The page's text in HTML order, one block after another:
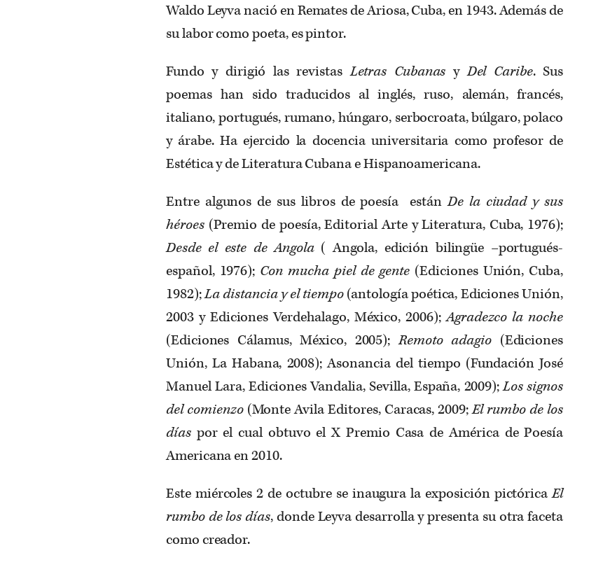
Waldo Leyva nació en Remates de Ariosa, Cuba, en 1943. Además de
su labor como poeta, es pintor.
Fundo y dirigió las revistasLetras Cubanas yDel Caribe. Sus
poemas han sido traducidos al inglés, ruso, alemán, francés,
italiano, portugués, rumano, húngaro, serbocroata, búlgaro, polaco
y árabe. Ha ejercido la docencia universitaria como profesor de
Estética y de Literatura Cubana e Hispanoamericana.
Entre algunos de sus libros de poesía estánDe la ciudad y sus
héroes(Premio de poesía, Editorial Arte y Literatura, Cuba, 1976);
Desde el este de Angola( Angola, edición bilingüe –portugués-
español, 1976); Con mucha piel de gente (Ediciones Unión, Cuba,
1982);La distancia y el tiempo(antología poética, Ediciones Unión,
2003 y Ediciones Verdehalago, México, 2006);Agradezco la noche
(Ediciones Cálamus, México, 2005);Remoto adagio(Ediciones
Unión, La Habana, 2008); Asonancia del tiempo (Fundación José
Manuel Lara, Ediciones Vandalia, Sevilla, España, 2009);Los signos
del comienzo(Monte Avila Editores, Caracas, 2009;El rumbo de los
díaspor el cual obtuvo el X Premio Casa de América de Poesía
Americana en 2010.
Este miércoles 2 de octubre se inaugura la exposición pictóricaEl
rumbo de los días, donde Leyva desarrolla y presenta su otra faceta
como creador.